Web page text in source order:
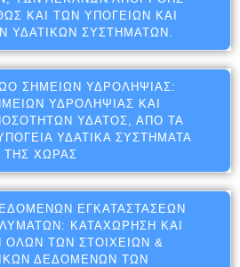
ΚΑΙ ΤΩΝ ΥΠΌΓΕΙΩΝ ΚΑΙ
ΥΔΑΤΙΚΏΝ ΣΥΣΤΗΜΆΤΩΝ.
ΣΗΜΕΊΩΝ ΥΔΡΟΛΗΨΊΑΣ:
ΥΔΡΟΛΗΨΊΑΣ ΚΑΙ
ΎΔΑΤΟΣ, ΑΠΌ ΤΑ
ΥΔΑΤΙΚΆ ΣΥΣΤΉΜΑΤΑ
ΤΗΣ ΧΏΡΑΣ
ΕΓΚΑΤΑΣΤΆΣΕΩΝ
ΚΑΤΑΧΏΡΗΣΗ ΚΑΙ
ΌΛΩΝ ΤΩΝ ΣΤΟΙΧΕΊΩΝ &
ΔΕΔΟΜΈΝΩΝ ΤΩΝ